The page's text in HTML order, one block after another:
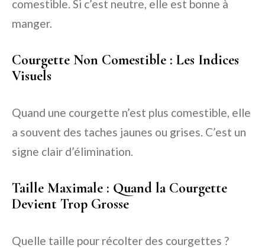
comestible. Si c’est neutre, elle est bonne à
manger.
Courgette Non Comestible : Les Indices
Visuels
Quand une courgette n’est plus comestible, elle
a souvent des taches jaunes ou grises. C’est un
signe clair d’élimination.
Taille Maximale : Quand la Courgette
Devient Trop Grosse
Quelle taille pour récolter des courgettes ?